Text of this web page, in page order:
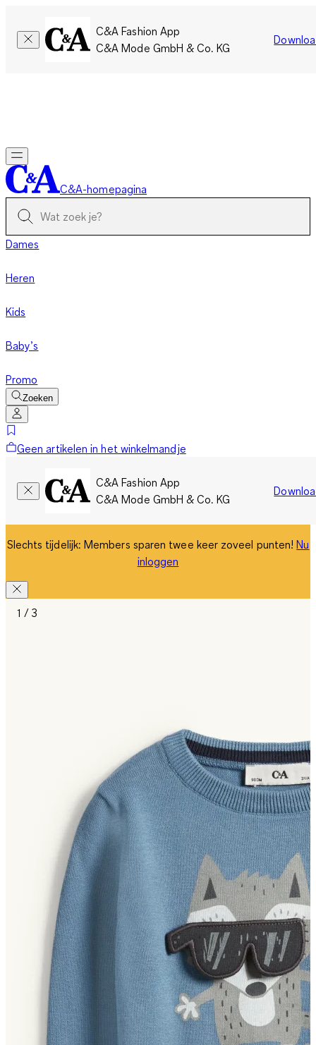
C&A Fashion App
C&A Mode GmbH & Co. KG
C&A-homepagina
Dames
Heren
Kids
Baby’s
Promo
Zoeken
Geen artikelen in het winkelmandje
C&A Fashion App
C&A Mode GmbH & Co. KG
Slechts tijdelijk: Members sparen twee keer zoveel punten!Nu
inloggen
1 / 3